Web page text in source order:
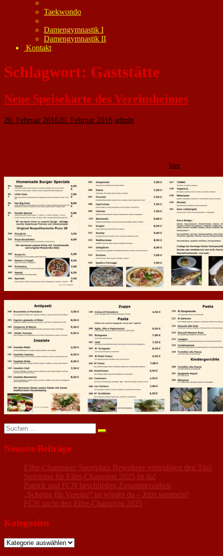
Taekwondo
Damengymnastik I
Damengymnastik II
Kontakt
Schlagwort: Gaststätte
Neue Speisekarte des Vereinsheimes
20. Februar 201620. Februar 2016 admin
hier
Suchen
nach:
Neueste Beiträge
Elfer-Champion: Sportplatz Bewohner verteidigen den Titel
Spielplan für Elfer-Champion 2025 ist da!
Patrick und FCN beschließen Zusammenarbeit
„Scheine für Vereine“ ist wieder da – Jetzt sammeln!
FCN sucht den Elfer-Champion 2025
Kategorien
Kategorien